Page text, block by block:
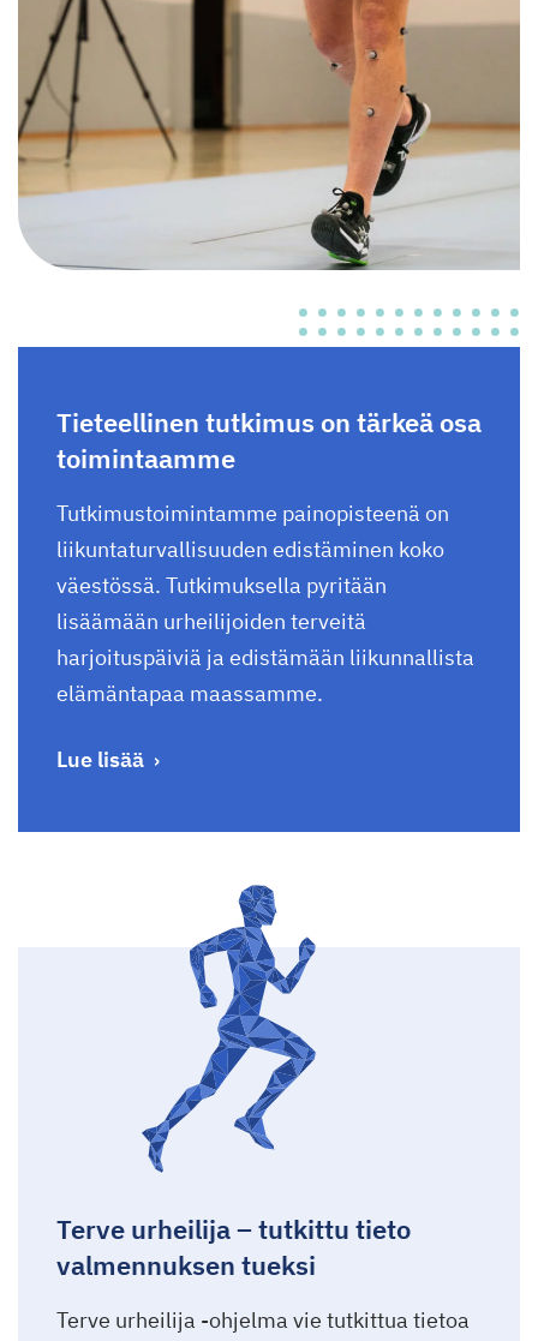
Tieteellinen tutkimus on tärkeä osa
toimintaamme
Tutkimustoimintamme painopisteenä on
liikuntaturvallisuuden edistäminen koko
väestössä. Tutkimuksella pyritään
lisäämään urheilijoiden terveitä
harjoituspäiviä ja edistämään liikunnallista
elämäntapaa maassamme.
Lue lisää
Terve urheilija – tutkittu tieto
valmennuksen tueksi
Terve urheilija -ohjelma vie tutkittua tietoa